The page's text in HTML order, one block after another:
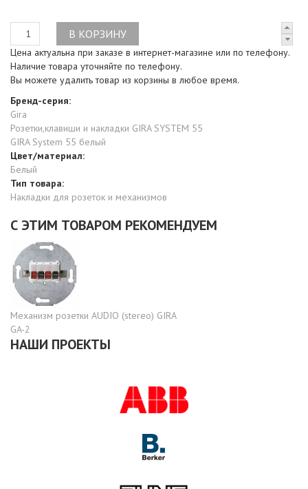
Цена актуальна при заказе в интернет-магазине или по телефону.
Наличие товара уточняйте по телефону.
Вы можете удалить товар из корзины в любое время.
Бренд-серия:
Gira
Розетки,клавиши и накладки GIRA SYSTEM 55
GIRA System 55 белый
Цвет/материал:
Белый
Тип товара:
Накладки для розеток и механизмов
С ЭТИМ ТОВАРОМ РЕКОМЕНДУЕМ
Механизм розетки AUDIO (stereo) GIRA
GA-2
НАШИ ПРОЕКТЫ